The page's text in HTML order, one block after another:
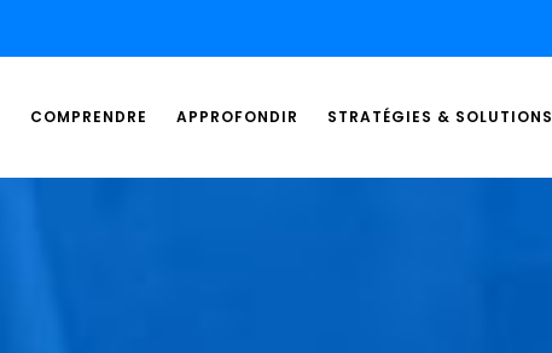
COMPRENDRE APPROFONDIR STRATÉGIES & SOLUTIONS